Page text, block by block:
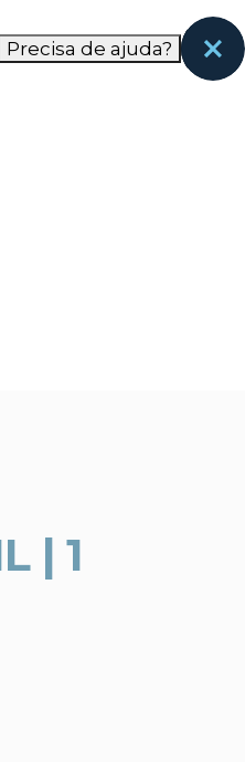
antes e analisar a
Precisa de ajuda?
| 1